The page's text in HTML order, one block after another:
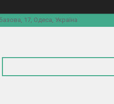
17, Одеса, Україна